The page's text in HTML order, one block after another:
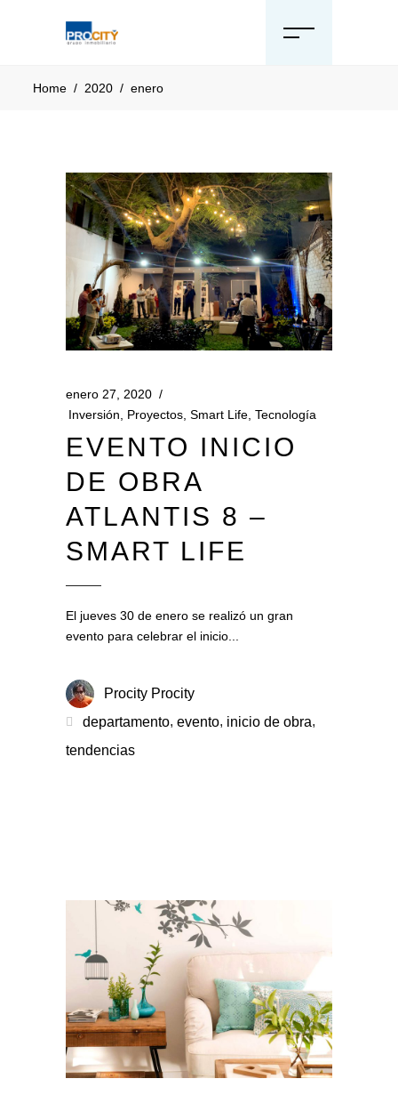
Home/ 2020/ enero
enero 27, 2020
Inversión
Proyectos Smart Life Tecnología
EVENTO INICIO
DE OBRA
ATLANTIS 8 –
SMART LIFE
El jueves 30 de enero se realizó un gran
evento para celebrar el inicio
Procity Procity
departamento, evento, inicio de obra,
tendencias